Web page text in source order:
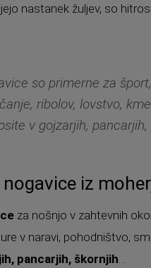
nastanek žuljev, so
so primerne za
ribolov, lovstvo,
v gojzarjih, pancarjih,
iz
za nošnjo v zahtevnih
v naravi, pohodništvo,
pancarjih, škornjih…